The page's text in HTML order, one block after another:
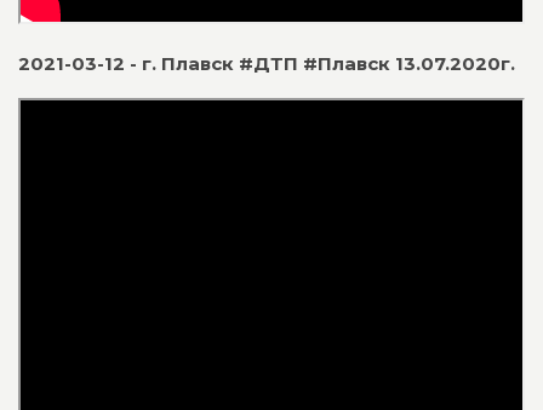
2021-03-12 - г. Плавск #ДТП #Плавск 13.07.2020г.